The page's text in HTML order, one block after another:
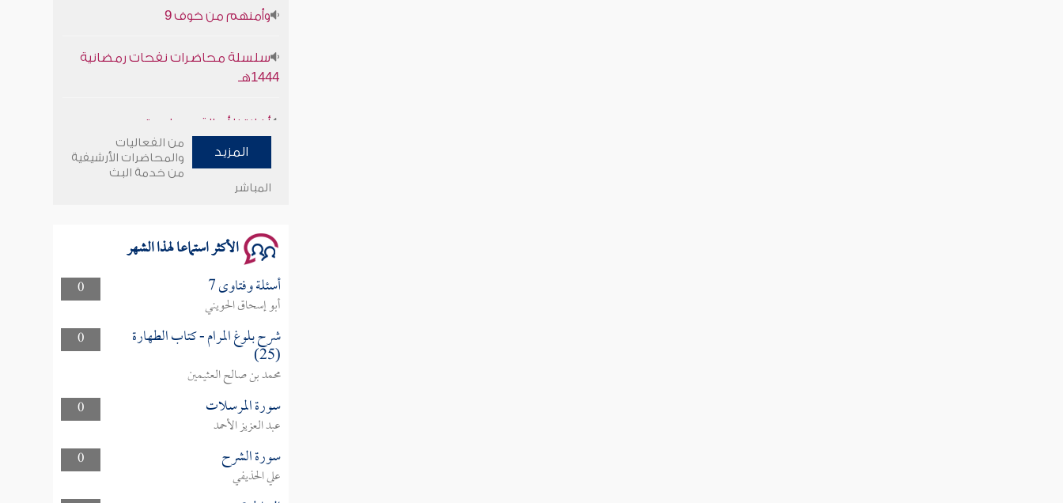
1444هـ
وأمنهم من خوف 9
سلسلة محاضرات نفحات رمضانية
المزيد
من الفعاليات
والمحاضرات الأرشيفية
من خدمة البث
المباشر
الأكثر استماعا لهذا الشهر
0 أسئلة وفتاوى 7
أبو إسحاق الحويني
0
شرح بلوغ المرام - كتاب الطهارة
(25)
محمد بن صالح العثيمين
0
سورة المرسلات
عبد العزيز الأحمد
0
سورة الشرح
علي الحذيفي